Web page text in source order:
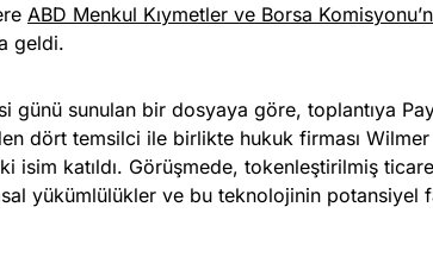
ABD Menkul Kıymetler ve Borsa
geldi.
günü sunulan bir dosyaya göre, toplantıya
dört temsilci ile birlikte hukuk firması
isim katıldı. Görüşmede, tokenleştirilmiş
yükümlülükler ve bu teknolojinin potansiyel